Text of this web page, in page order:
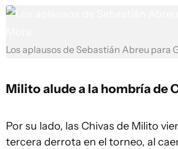
Los aplausos de Sebastián Abreu para
Milito alude a la hombría de
Por su lado, las Chivas de Milito
tercera derrota en el torneo, al